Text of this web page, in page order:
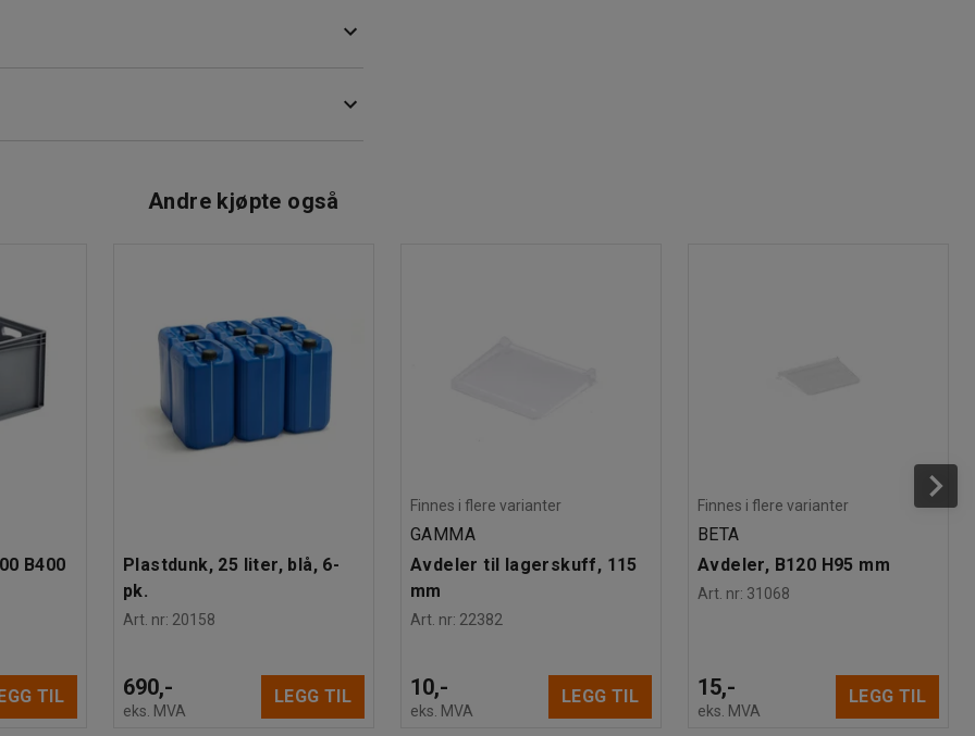
i alle uttak samtidig.
Andre kjøpte også
B400
TIL
Plastdunk, 25 liter, blå, 6-
pk.
Art. nr: 20158
690,-
eks. MVA
LEGG TIL
Finnes i flere varianter
GAMMA
Avdeler til lagerskuff, 115
mm
Art. nr: 22382
10,-
eks. MVA
LEGG TIL
Finnes i flere varianter
BETA
Avdeler, B120 H95 mm
Art. nr: 31068
15,-
eks. MVA
LEGG TIL